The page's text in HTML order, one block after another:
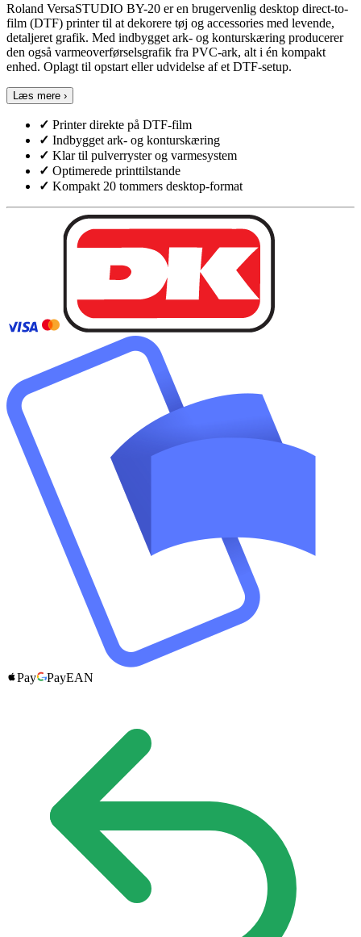
Roland VersaSTUDIO BY-20 er en brugervenlig desktop direct-to-
film (DTF) printer til at dekorere tøj og accessories med levende,
detaljeret grafik. Med indbygget ark- og konturskæring producerer
den også varmeoverførselsgrafik fra PVC-ark, alt i én kompakt
enhed. Oplagt til opstart eller udvidelse af et DTF-setup.
Læs mere ›
✓ Printer direkte på DTF-film
✓ Indbygget ark- og konturskæring
✓ Klar til pulverryster og varmesystem
✓ Optimerede printtilstande
✓ Kompakt 20 tommers desktop-format
Pay PayEAN